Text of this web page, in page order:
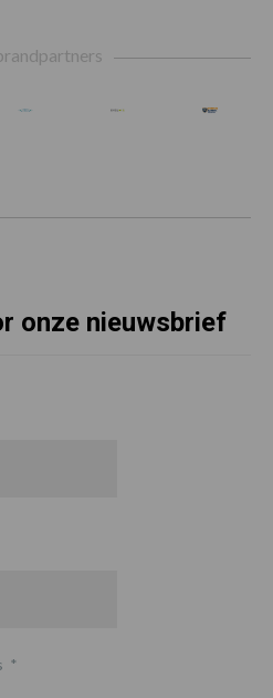
onze nieuwsbrief
*